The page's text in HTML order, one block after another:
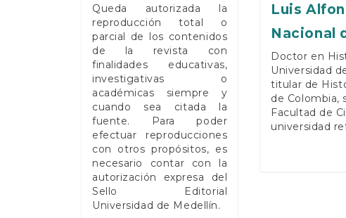
Queda autorizada la
reproducción total o
parcial de los contenidos
de la revista con
finalidades educativas,
investigativas o
académicas siempre y
cuando sea citada la
fuente. Para poder
efectuar reproducciones
con otros propósitos, es
necesario contar con la
autorización expresa del
Sello Editorial
Universidad de Medellín.
Luis
Nacional
Doctor en
Universidad
titular de
de Colombia,
Facultad de
universidad